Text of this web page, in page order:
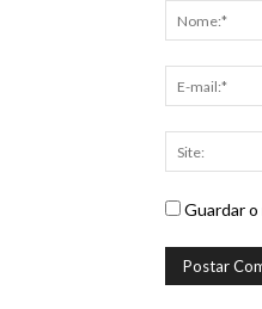
Guardar